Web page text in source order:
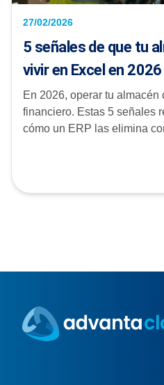
27/02/2026
5 señales de que tu
vivir en Excel en 2026
En 2026, operar tu
financiero. Estas 5 señales
cómo un ERP las elimina